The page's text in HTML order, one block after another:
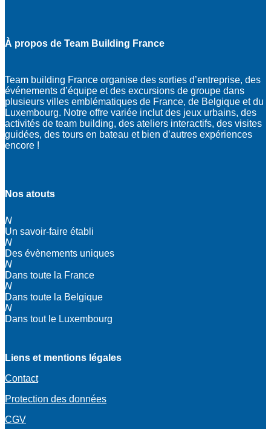
À propos de Team Building France
Team building France organise des sorties d’entreprise, des
événements d’équipe et des excursions de groupe dans
plusieurs villes emblématiques de France, de Belgique et du
Luxembourg. Notre offre variée inclut des jeux urbains, des
activités de team building, des ateliers interactifs, des visites
guidées, des tours en bateau et bien d’autres expériences
encore !
Nos atouts
N
Un savoir-faire établi
N
Des évènements uniques
N
Dans toute la France
N
Dans toute la Belgique
N
Dans tout le Luxembourg
Liens et mentions légales
Contact
Protection des données
CGV